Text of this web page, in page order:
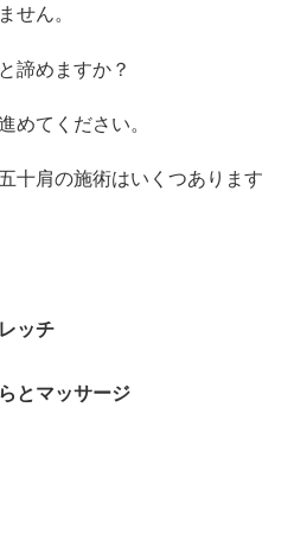
せん。
諦めますか？
めてください。
十肩の施術はいくつあります
ッチ
とマッサージ